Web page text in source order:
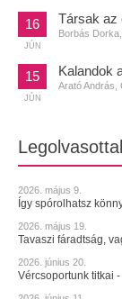
16
JÚN
Társak az
Borbás
15
JÚN
Kalandok
Arató András,
2026. május 9.
Így spórolhatsz
2026. május 19.
Tavaszi fáradtság,
2026. június 20.
Vércsoportunk titkai